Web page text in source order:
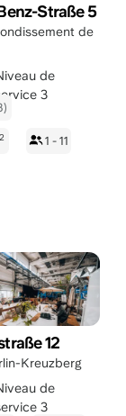
Straße 5
de
de
3
2 1 - 11
12
Kreuzberg
de
3